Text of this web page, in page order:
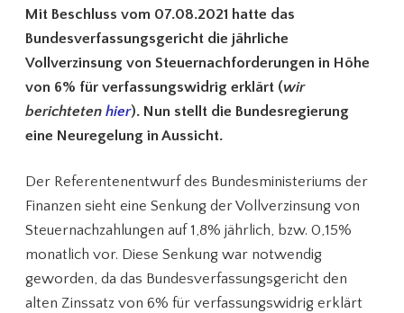
Mit Beschluss vom 07.08.2021 hatte das
Bundesverfassungsgericht die jährliche
Vollverzinsung von Steuernachforderungen in Höhe
von 6% für verfassungswidrig erklärt (wir
berichteten hier). Nun stellt die Bundesregierung
eine Neuregelung in Aussicht.
Der Referentenentwurf des Bundesministeriums der
Finanzen sieht eine Senkung der Vollverzinsung von
Steuernachzahlungen auf 1,8% jährlich, bzw. 0,15%
monatlich vor. Diese Senkung war notwendig
geworden, da das Bundesverfassungsgericht den
alten Zinssatz von 6% für verfassungswidrig erklärt